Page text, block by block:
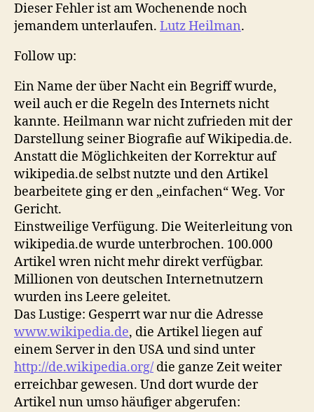
Dieser Fehler ist am Wochenende noch
jemandem unterlaufen. Lutz Heilman.
Follow up:
Ein Name der über Nacht ein Begriff wurde,
weil auch er die Regeln des Internets nicht
kannte. Heilmann war nicht zufrieden mit der
Darstellung seiner Biografie auf Wikipedia.de.
Anstatt die Möglichkeiten der Korrektur auf
wikipedia.de selbst nutzte und den Artikel
bearbeitete ging er den „einfachen“ Weg. Vor
Gericht.
Einstweilige Verfügung. Die Weiterleitung von
wikipedia.de wurde unterbrochen. 100.000
Artikel wren nicht mehr direkt verfügbar.
Millionen von deutschen Internetnutzern
wurden ins Leere geleitet.
Das Lustige: Gesperrt war nur die Adresse
www.wikipedia.de, die Artikel liegen auf
einem Server in den USA und sind unter
http://de.wikipedia.org/ die ganze Zeit weiter
erreichbar gewesen. Und dort wurde der
Artikel nun umso häufiger abgerufen: